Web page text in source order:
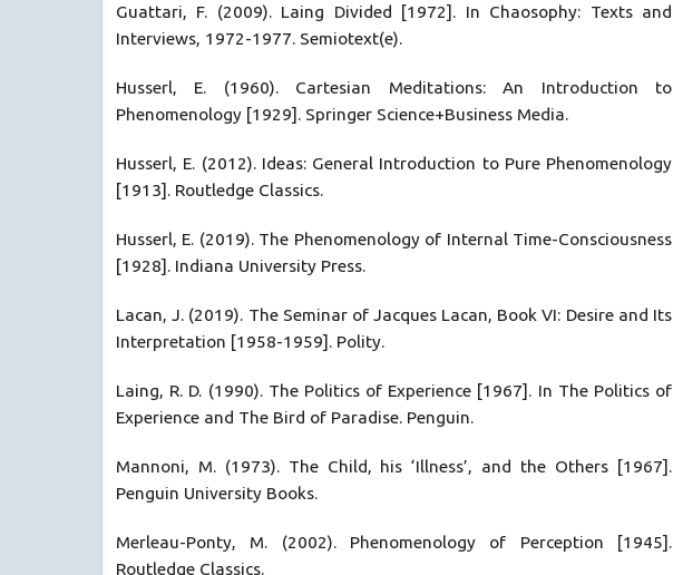
Guattari, F. (2009). Laing Divided [1972]. In Chaosophy: Texts and
Interviews, 1972-1977. Semiotext(e).
Husserl, E. (1960). Cartesian Meditations: An Introduction to
Phenomenology [1929]. Springer Science+Business Media.
Husserl, E. (2012). Ideas: General Introduction to Pure Phenomenology
[1913]. Routledge Classics.
Husserl, E. (2019). The Phenomenology of Internal Time-Consciousness
[1928]. Indiana University Press.
Lacan, J. (2019). The Seminar of Jacques Lacan, Book VI: Desire and Its
Interpretation [1958-1959]. Polity.
Laing, R. D. (1990). The Politics of Experience [1967]. In The Politics of
Experience and The Bird of Paradise. Penguin.
Mannoni, M. (1973). The Child, his ‘Illness’, and the Others [1967].
Penguin University Books.
Merleau-Ponty, M. (2002). Phenomenology of Perception [1945].
Routledge Classics.